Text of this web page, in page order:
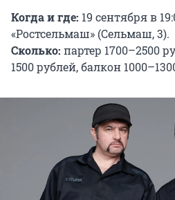
Когда и где: 19 сентября в
«Ростсельмаш» (Сельмаш, 3).
Сколько: партер 1700–2500
1500 рублей, балкон